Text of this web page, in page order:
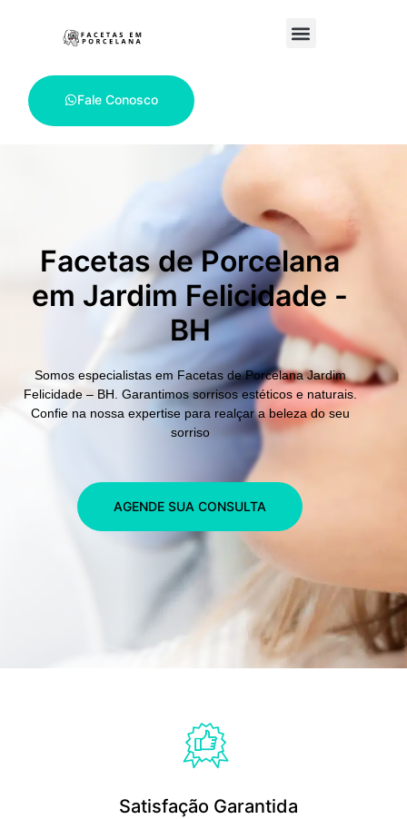
Fale Conosco
Facetas de Porcelana
em Jardim Felicidade -
BH
Somos especialistas em Facetas de Porcelana Jardim
Felicidade – BH. Garantimos sorrisos estéticos e naturais.
Confie na nossa expertise para realçar a beleza do seu
sorriso
AGENDE SUA CONSULTA
Satisfação Garantida